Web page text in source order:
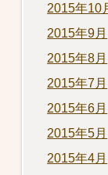
2015年10
2015年9月
2015年8月
2015年7月
2015年6月
2015年5月
2015年4月